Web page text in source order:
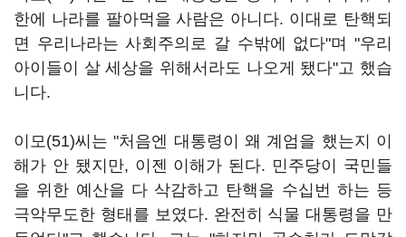
한에 나라를 팔아먹을 사람은 아니다. 이대로 탄핵되
면 우리나라는 사회주의로 갈 수밖에 없다"며 "우리
아이들이 살 세상을 위해서라도 나오게 됐다"고 했습
니다.
이모(51)씨는 "처음엔 대통령이 왜 계엄을 했는지 이
해가 안 됐지만, 이젠 이해가 된다. 민주당이 국민들
을 위한 예산을 다 삭감하고 탄핵을 수십번 하는 등
극악무도한 형태를 보였다. 완전히 식물 대통령을 만